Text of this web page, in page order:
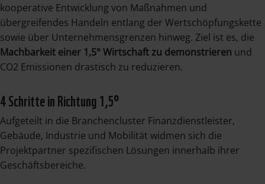
kooperative Entwicklung von Maßnahmen und
übergreifendes Handeln entlang der Wertschöpfungskette
sowie über Unternehmensgrenzen hinweg. Ziel ist es, die
Machbarkeit einer 1,5° Wirtschaft zu demonstrieren und
CO2 Emissionen drastisch zu reduzieren.
4 Schritte in Richtung 1,5°
Aufgeteilt in die Branchencluster Finanzdienstleister,
Gebäude, Industrie und Mobilität widmen sich die
Projektpartner spezifischen Lösungen innerhalb ihrer
Geschäftsbereiche.